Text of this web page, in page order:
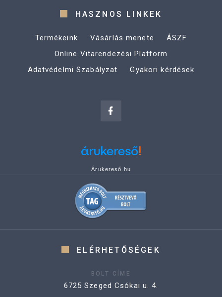
HASZNOS LINKEK
Termékeink Vásárlás menete
ÁSZF
Online Vitarendezési Platform
Adatvédelmi Szabályzat
Gyakori kérdések
Árukereső.hu
ELÉRHETŐSÉGEK
BOLT CÍME
6725 Szeged Csókai u. 4.